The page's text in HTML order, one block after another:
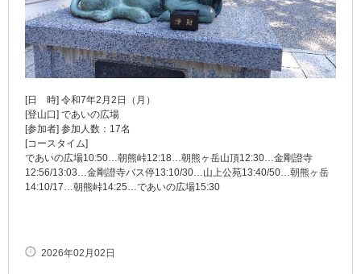
[日 時] 令和7年2月2日（月）
[登山口] であいの広場
[参加者] 参加人数：17名
[コースタイム]
であいの広場10:50…朝熊峠12:18…朝熊ヶ岳山頂12:30…金剛證寺
12:56/13:03…金剛證寺バス停13:10/30…山上公苑13:40/50…朝熊ヶ岳
14:10/17…朝熊峠14:25…であいの広場15:30
2026年02月02日